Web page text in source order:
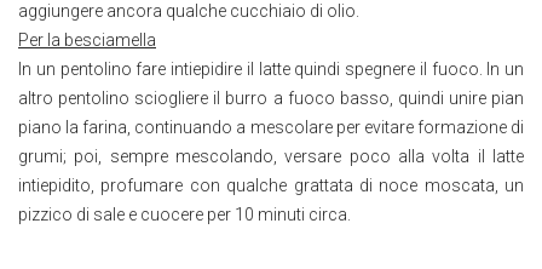
aggiungere ancora qualche cucchiaio di olio.
Per la besciamella
In un pentolino fare intiepidire il latte quindi spegnere il fuoco. In un
altro pentolino sciogliere il burro a fuoco basso, quindi unire pian
piano la farina, continuando a mescolare per evitare formazione di
grumi; poi, sempre mescolando, versare poco alla volta il latte
intiepidito, profumare con qualche grattata di noce moscata, un
pizzico di sale e cuocere per 10 minuti circa.